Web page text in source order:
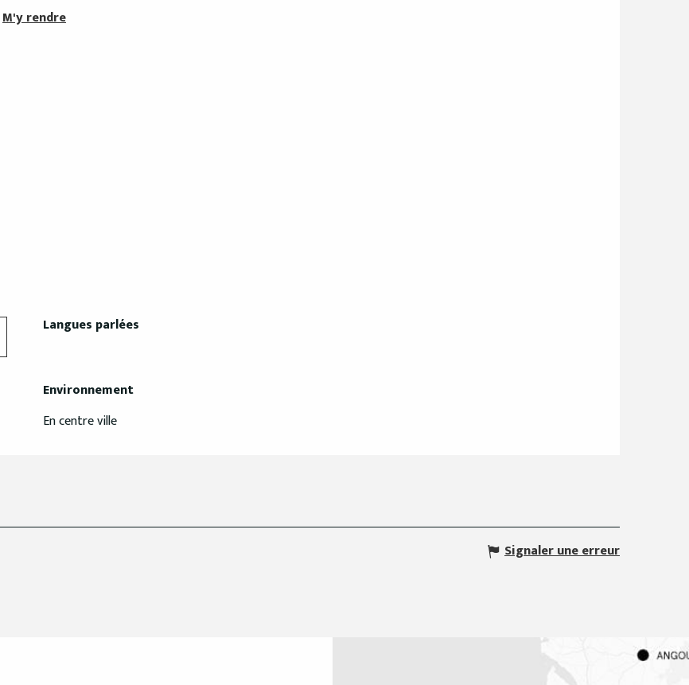
M'y rendre
Langues parlées
Langues parlées
Environnement
Environnement
En centre ville
Signaler une erreur